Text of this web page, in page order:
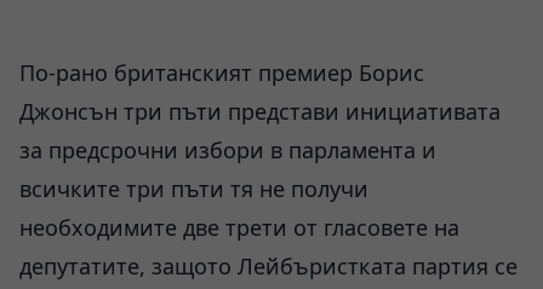
По-рано британският премиер Борис
Джонсън три пъти представи инициативата
за предсрочни избори в парламента и
всичките три пъти тя не получи
необходимите две трети от гласовете на
депутатите, защото Лейбъристката партия се